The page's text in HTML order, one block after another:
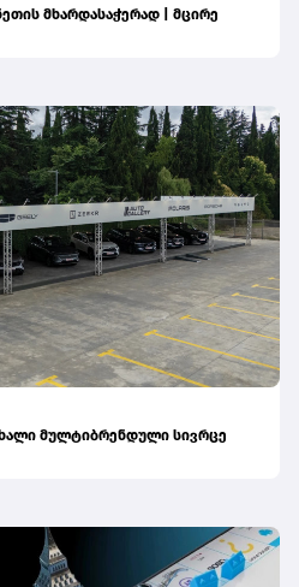
მხარდასაჭერად | მცირე
მულტიბრენდული სივრცე